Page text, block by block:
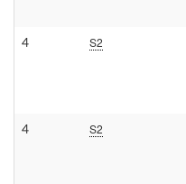
4 S2
4 S2